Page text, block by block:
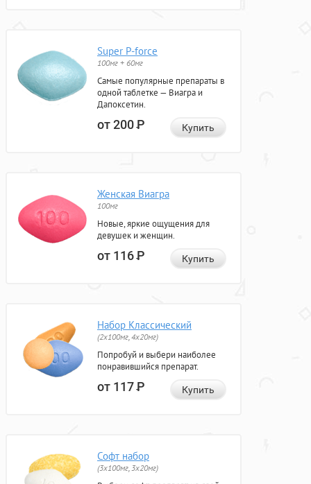
Super P-force
100мг + 60мг
Самые популярные препараты в
одной таблетке — Виагра и
Дапоксетин.
от 200Р Купить
Женская Виагра
100мг
Новые, яркие ощущения для
девушек и женщин.
от 116Р Купить
Набор Классический
(2x100мг, 4x20мг)
Попробуй и выбери наиболее
понравившийся препарат.
от 117Р Купить
Софт набор
(3x100мг, 3x20мг)